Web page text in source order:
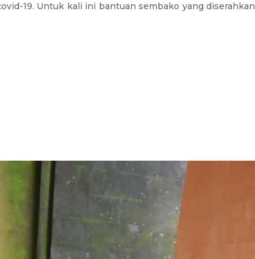
19. Untuk kali ini bantuan sembako yang diserahkan